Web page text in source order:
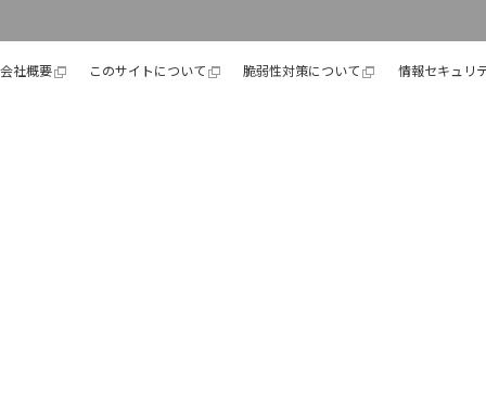
会社概要 このサイトについて 脆弱性対策について 情報セキュリ